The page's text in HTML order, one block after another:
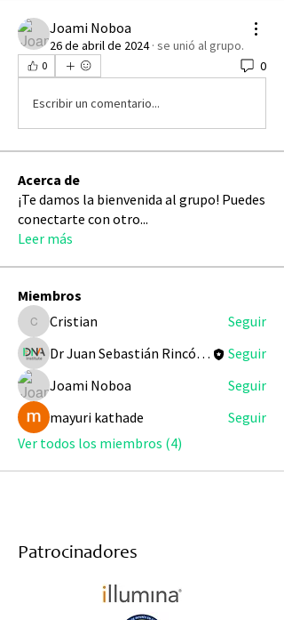
Joami Noboa
26 de abril de 2024· se unió al grupo.
0 0
Escribir un comentario...
Acerca de
¡Te damos la bienvenida al grupo! Puedes
conectarte con otro...
Leer más
Miembros
CristianCristian
Seguir
Dr Juan Sebastián Rincón Redondo
Seguir
Joami Noboa
Seguir
mayuri kathade
Seguir
Ver todos los miembros (4)
Patrocinadores